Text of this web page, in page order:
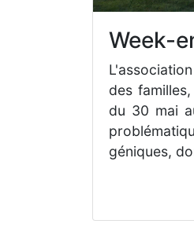
Week-
des
du 30 mai
géniques,